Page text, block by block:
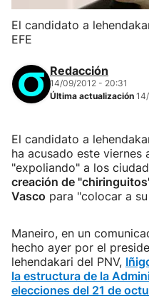
El candidato a
EFE
Redacción
14/09/2012 - 20:31
Última actualización
El candidato a
ha acusado este viernes
"expoliando" a los
creación de
Vasco para "colocar a
Maneiro, en un
hecho ayer por el
lehendakari del PNV,
la estructura de la
elecciones del 21 de